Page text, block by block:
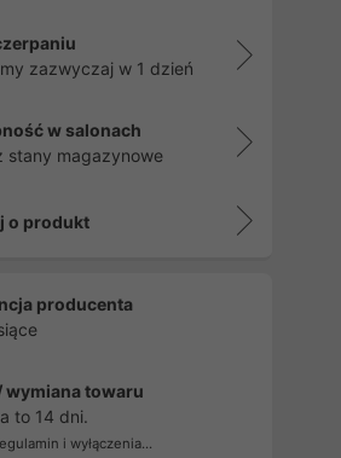
zazwyczaj w 1 dzień
w salonach
stany magazynowe
o produkt
producenta
wymiana towaru
to 14 dni.
i wyłączenia...